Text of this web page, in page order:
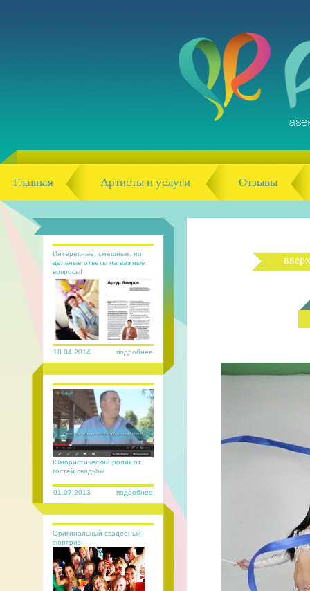
Главная Артисты и услуги Отзывы
18.04.2014 подробнее
Интересные, смешные, но
дельные ответы на важные
вопросы!
01.07.2013 подробнее
Юмористический ролик от
гостей свадьбы
Оригинальный свадебный
сюрприз
вверх